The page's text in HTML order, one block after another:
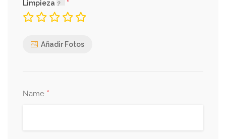
Limpieza
Añadir Fotos
Name *